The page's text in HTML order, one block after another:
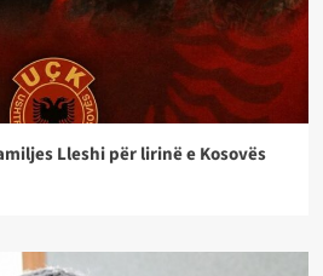
Lleshi për lirinë e Kosovës